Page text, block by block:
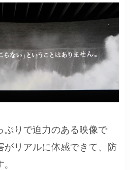
ぷりで迫力のある映像で
がリアルに体感できて、防